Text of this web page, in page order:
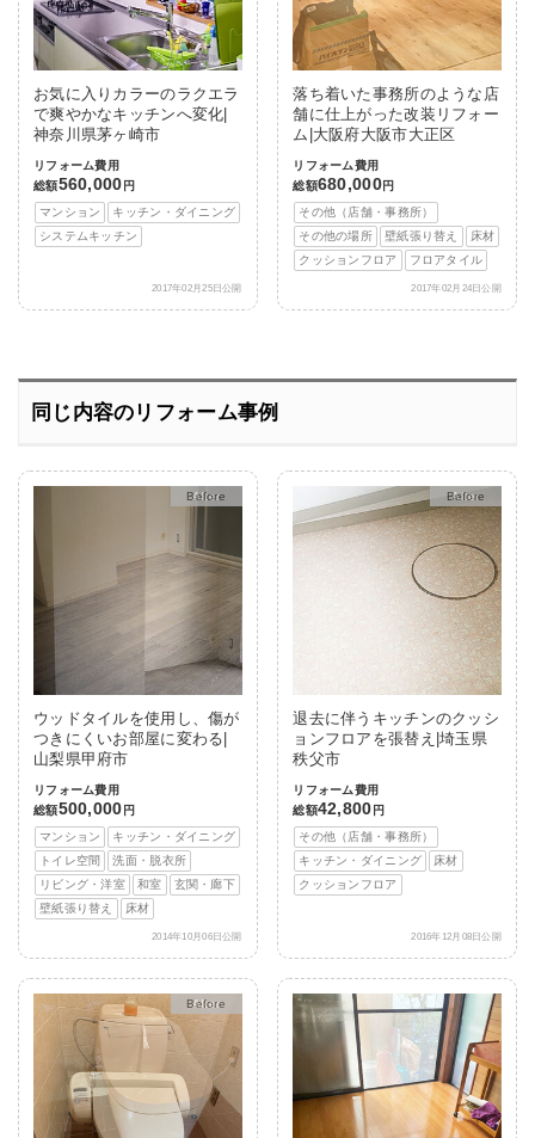
お気に入りカラーのラクエラ
で爽やかなキッチンへ変化|
神奈川県茅ヶ崎市
リフォーム費用
総額560,000 円
マンション
キッチン・ダイニング
システムキッチン
2017年02月25日公開
落ち着いた事務所のような店
舗に仕上がった改装リフォー
ム|大阪府大阪市大正区
リフォーム費用
総額680,000円
その他（店舗・事務所）
その他の場所
壁紙張り替え
床材
クッションフロア
フロアタイル
2017年02月24日公開
同じ内容のリフォーム事例
After
ウッドタイルを使用し、傷が
つきにくいお部屋に変わる|
山梨県甲府市
リフォーム費用
総額500,000 円
マンション
キッチン・ダイニング
トイレ空間
洗面・脱衣所
リビング・洋室
和室
玄関・廊下
壁紙張り替え
床材
2014年10月06日公開
After
退去に伴うキッチンのクッシ
ョンフロアを張替え|埼玉県
秩父市
リフォーム費用
総額42,800 円
その他（店舗・事務所）
キッチン・ダイニング
床材
クッションフロア
2016年12月08日公開
After